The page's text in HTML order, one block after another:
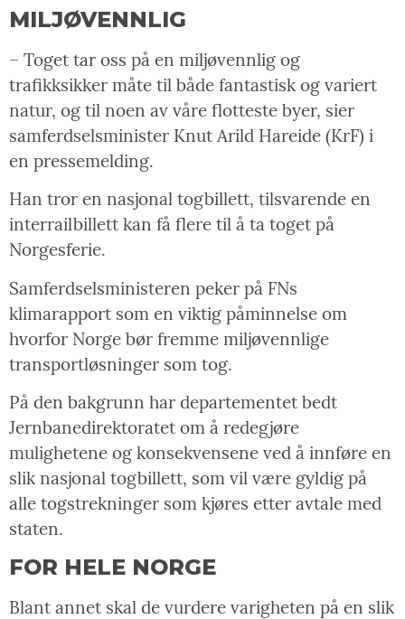
MILJØVENNLIG
– Toget tar oss på en miljøvennlig og
trafikksikker måte til både fantastisk og variert
natur, og til noen av våre flotteste byer, sier
samferdselsminister Knut Arild Hareide (KrF) i
en pressemelding.
Han tror en nasjonal togbillett, tilsvarende en
interrailbillett kan få flere til å ta toget på
Norgesferie.
Samferdselsministeren peker på FNs
klimarapport som en viktig påminnelse om
hvorfor Norge bør fremme miljøvennlige
transportløsninger som tog.
På den bakgrunn har departementet bedt
Jernbanedirektoratet om å redegjøre
mulighetene og konsekvensene ved å innføre en
slik nasjonal togbillett, som vil være gyldig på
alle togstrekninger som kjøres etter avtale med
staten.
FOR HELE NORGE
Blant annet skal de vurdere varigheten på en slik